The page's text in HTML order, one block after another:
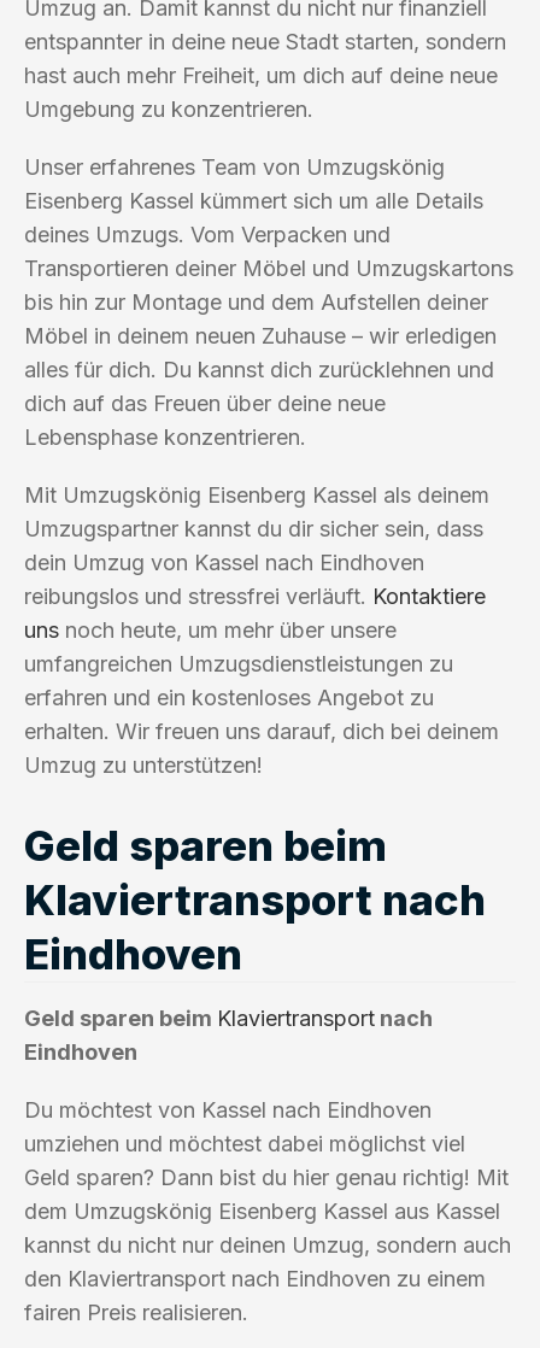
Umzug an. Damit kannst du nicht nur finanziell
entspannter in deine neue Stadt starten, sondern
hast auch mehr Freiheit, um dich auf deine neue
Umgebung zu konzentrieren.
Unser erfahrenes Team von Umzugskönig
Eisenberg Kassel kümmert sich um alle Details
deines Umzugs. Vom Verpacken und
Transportieren deiner Möbel und Umzugskartons
bis hin zur Montage und dem Aufstellen deiner
Möbel in deinem neuen Zuhause – wir erledigen
alles für dich. Du kannst dich zurücklehnen und
dich auf das Freuen über deine neue
Lebensphase konzentrieren.
Mit Umzugskönig Eisenberg Kassel als deinem
Umzugspartner kannst du dir sicher sein, dass
dein Umzug von Kassel nach Eindhoven
reibungslos und stressfrei verläuft. Kontaktiere
uns noch heute, um mehr über unsere
umfangreichen Umzugsdienstleistungen zu
erfahren und ein kostenloses Angebot zu
erhalten. Wir freuen uns darauf, dich bei deinem
Umzug zu unterstützen!
Geld sparen beim
Klaviertransport nach
Eindhoven
Geld sparen beim Klaviertransport nach
Eindhoven
Du möchtest von Kassel nach Eindhoven
umziehen und möchtest dabei möglichst viel
Geld sparen? Dann bist du hier genau richtig! Mit
dem Umzugskönig Eisenberg Kassel aus Kassel
kannst du nicht nur deinen Umzug, sondern auch
den Klaviertransport nach Eindhoven zu einem
fairen Preis realisieren.